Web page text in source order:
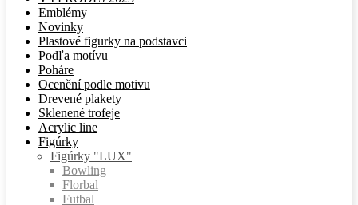
Emblémy
Novinky
Plastové figurky na podstavci
Podľa motívu
Poháre
Ocenění podle motivu
Drevené plakety
Sklenené trofeje
Acrylic line
Figúrky
Figúrky "LUX"
Bowling
Florbal
Futbal